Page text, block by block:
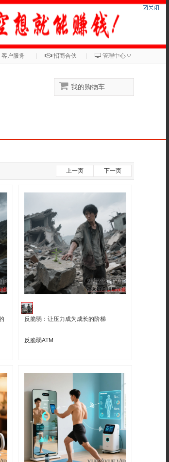
客户服务 招商合伙 管理中心◇
我的购物车
上一页 下一页
反脆弱：让压力成为成长的阶梯
反脆弱ATM